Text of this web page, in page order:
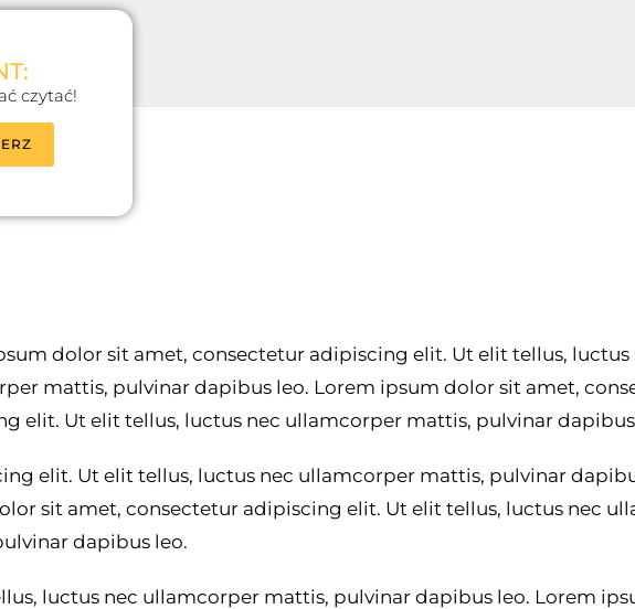
ullamcorper
czytać!
dolor sit amet, consectetur adipiscing elit. Ut elit tellus, luctus
mattis, pulvinar dapibus leo. Lorem ipsum dolor sit amet,
elit. Ut elit tellus, luctus nec ullamcorper mattis, pulvinar
elit. Ut elit tellus, luctus nec ullamcorper mattis, pulvinar
sit amet, consectetur adipiscing elit. Ut elit tellus, luctus nec
dapibus leo.
luctus nec ullamcorper mattis, pulvinar dapibus leo. Lorem